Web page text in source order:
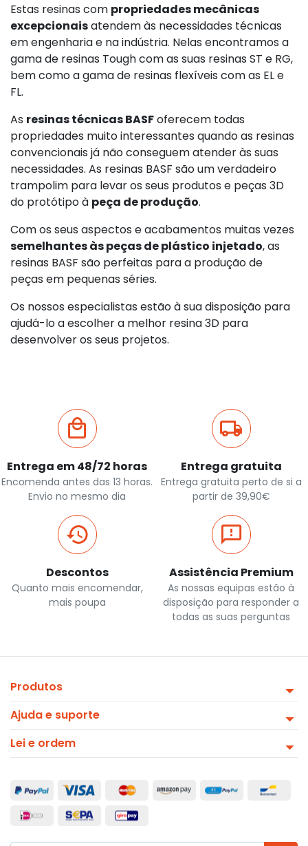
Estas resinas com propriedades mecânicas
excepcionaisatendem às necessidades técnicas
em engenharia e na indústria. Nelas encontramos a
gama de resinas Tough com as suas resinas ST e RG,
bem como a gama de resinas flexíveis com as EL e
FL.
As resinastécnicas BASFoferecem todas
propriedades muito interessantes quando as resinas
convencionais já não conseguem atender às suas
necessidades. As resinas BASF são um verdadeiro
trampolim para levar os seus produtos e peças 3D
do protótipo à peça de produção.
Com os seus aspectos e acabamentos muitas vezes
semelhantes às peças de plástico injetado, as
resinas BASF são perfeitas para a produção de
peças em pequenas séries.
Os nossos especialistas estão à sua disposição para
ajudá-lo a escolher a melhor resina 3D para
desenvolver os seus projetos.
Entrega em 48/72 horas
Encomenda antes das 13 horas.
Envio no mesmo dia
Entrega gratuita
Entrega gratuita perto de si a
partir de 39,90€
Descontos
Quanto mais encomendar,
mais poupa
Assistência Premium
As nossas equipas estão à
disposição para responder a
todas as suas perguntas
Produtos
Ajuda e suporte
Lei e ordem